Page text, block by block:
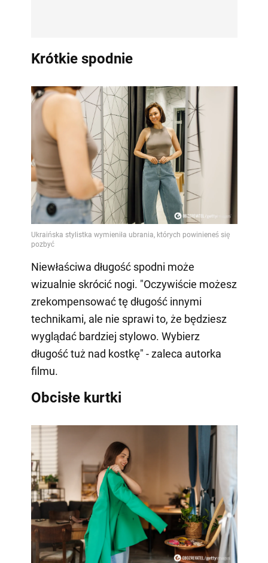
Krótkie spodnie
Niewłaściwa długość spodni może
wizualnie skrócić nogi. "Oczywiście możesz
zrekompensować tę długość innymi
technikami, ale nie sprawi to, że będziesz
wyglądać bardziej stylowo. Wybierz
długość tuż nad kostkę" - zaleca autorka
filmu.
Obcisłe kurtki